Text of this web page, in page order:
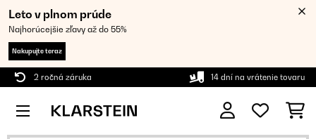
Leto v plnom prúde
Najhorúcejšie zľavy až do 55%
Nakupujte teraz
2 ročná záruka 14 dní na vrátenie tovaru